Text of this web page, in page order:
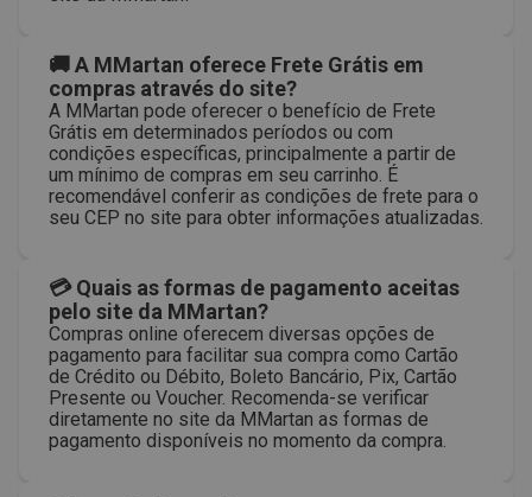
🚚 A MMartan oferece Frete Grátis em
compras através do site?
A MMartan pode oferecer o benefício de Frete
Grátis em determinados períodos ou com
condições específicas, principalmente a partir de
um mínimo de compras em seu carrinho. É
recomendável conferir as condições de frete para o
seu CEP no site para obter informações atualizadas.
💳 Quais as formas de pagamento aceitas
pelo site da MMartan?
Compras online oferecem diversas opções de
pagamento para facilitar sua compra como Cartão
de Crédito ou Débito, Boleto Bancário, Pix, Cartão
Presente ou Voucher. Recomenda-se verificar
diretamente no site da MMartan as formas de
pagamento disponíveis no momento da compra.